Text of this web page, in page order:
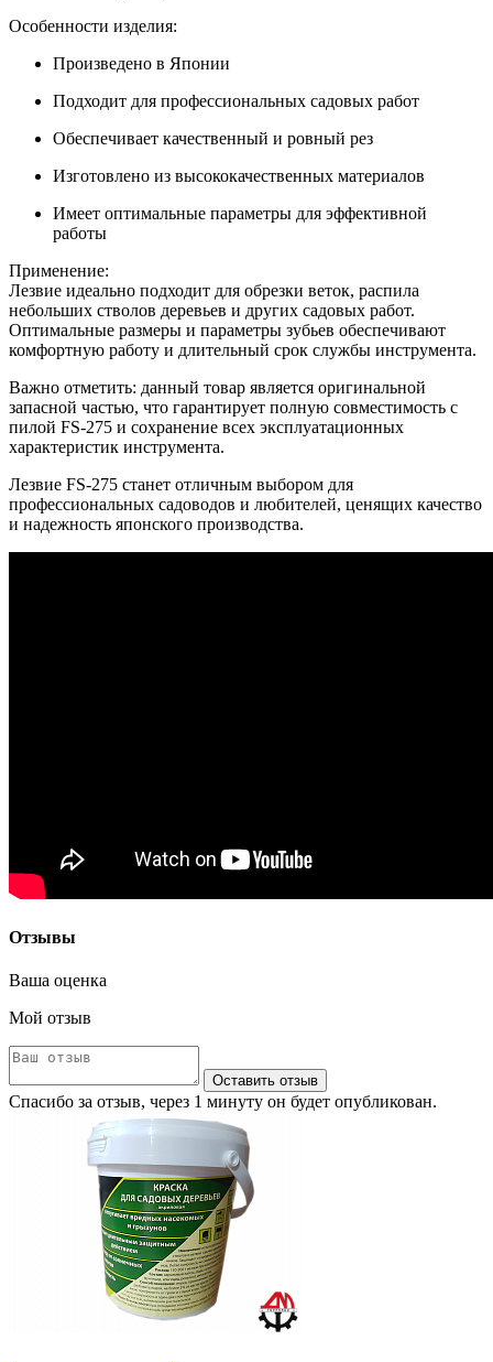
Особенности изделия:
Произведено в Японии
Подходит для профессиональных садовых работ
Обеспечивает качественный и ровный рез
Изготовлено из высококачественных материалов
Имеет оптимальные параметры для эффективной
работы
Применение:
Лезвие идеально подходит для обрезки веток, распила
небольших стволов деревьев и других садовых работ.
Оптимальные размеры и параметры зубьев обеспечивают
комфортную работу и длительный срок службы инструмента.
Важно отметить: данный товар является оригинальной
запасной частью, что гарантирует полную совместимость с
пилой FS-275 и сохранение всех эксплуатационных
характеристик инструмента.
Лезвие FS-275 станет отличным выбором для
профессиональных садоводов и любителей, ценящих качество
и надежность японского производства.
Отзывы
Ваша оценка
Мой отзыв
Оставить отзыв
Спасибо за отзыв, через 1 минуту он будет опубликован.